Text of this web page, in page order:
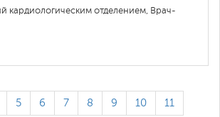
кардиологическим отделением, Врач-
5 6 7 8 9 10 11